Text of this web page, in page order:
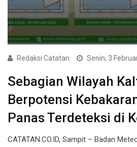
Redaksi Catatan Senin, 3
Sebagian Wilayah
Berpotensi
Panas Terdeteksi di
CATATAN.CO.ID, Sampit – Badan